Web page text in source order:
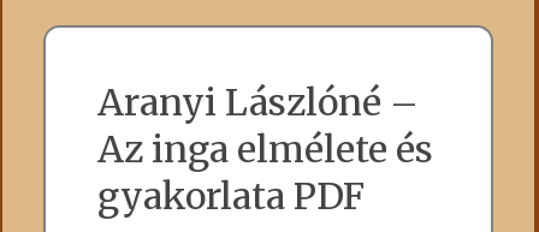
Aranyi Lászlóné –
Az inga elmélete és
gyakorlata PDF